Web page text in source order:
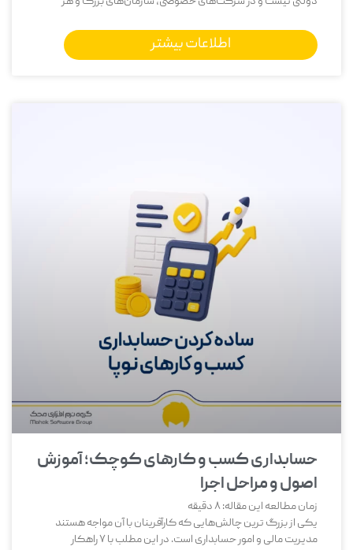
اطلاعات بیشتر
حسابداری کسب و کارهای کوچک؛ آموزش
اصول و مراحل اجرا
زمان مطالعه این مقاله:8دقیقه
یکی از بزرگ‌ ترین چالش‌هایی که کارآفرینان با آن مواجه هستند
مدیریت مالی و امور حسابداری است. در این مطلب با 7 راهکار